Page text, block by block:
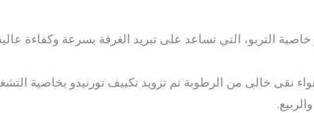
نقى خالى من الرطوبة تم تزويد تكييف تورنيدو بخاصية